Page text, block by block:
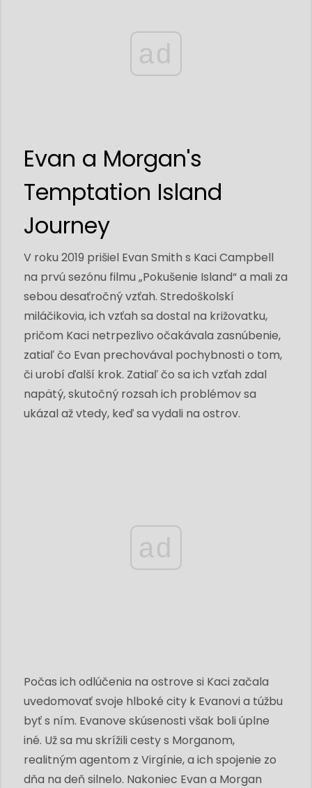
ad
Evan a Morgan's
Temptation Island
Journey
V roku 2019 prišiel Evan Smith s Kaci Campbell
na prvú sezónu filmu „Pokušenie Island“ a mali za
sebou desaťročný vzťah. Stredoškolskí
miláčikovia, ich vzťah sa dostal na križovatku,
pričom Kaci netrpezlivo očakávala zasnúbenie,
zatiaľ čo Evan prechovával pochybnosti o tom,
či urobí ďalší krok. Zatiaľ čo sa ich vzťah zdal
napätý, skutočný rozsah ich problémov sa
ukázal až vtedy, keď sa vydali na ostrov.
ad
Počas ich odlúčenia na ostrove si Kaci začala
uvedomovať svoje hlboké city k Evanovi a túžbu
byť s ním. Evanove skúsenosti však boli úplne
iné. Už sa mu skrížili cesty s Morganom,
realitným agentom z Virgínie, a ich spojenie zo
dňa na deň silnelo. Nakoniec Evan a Morgan